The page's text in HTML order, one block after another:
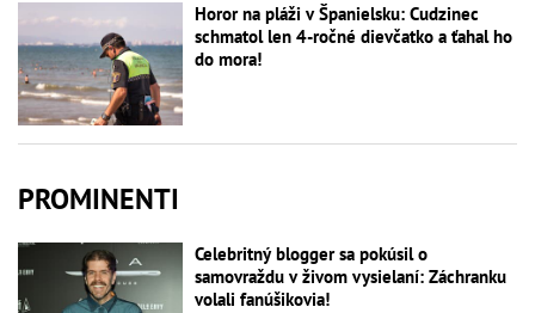
Horor na pláži v Španielsku: Cudzinec
schmatol len 4-ročné dievčatko a ťahal ho
do mora!
PROMINENTI
Celebritný blogger sa pokúsil o
samovraždu v živom vysielaní: Záchranku
volali fanúšikovia!